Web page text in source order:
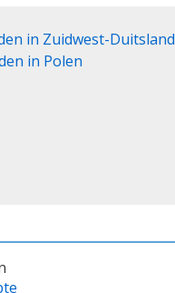
in Zuidwest-Duitsland
in Polen